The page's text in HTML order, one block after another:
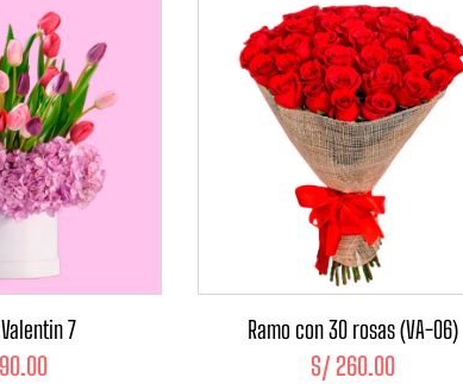
7 Ramo con 30 rosas (VA-06)
S/260.00